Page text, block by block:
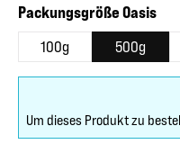
Packungsgröße Oasis
100g 500g
Um dieses Produkt zu